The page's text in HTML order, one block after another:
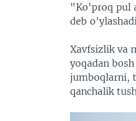
"Ko'proq pul
deb
Xavfsizlik va
yoqadan
jumboqlarni,
qanchalik